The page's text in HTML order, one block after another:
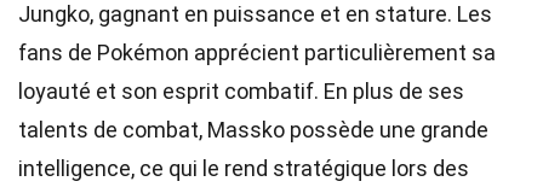
Jungko, gagnant en puissance et en stature. Les
fans de Pokémon apprécient particulièrement sa
loyauté et son esprit combatif. En plus de ses
talents de combat, Massko possède une grande
intelligence, ce qui le rend stratégique lors des